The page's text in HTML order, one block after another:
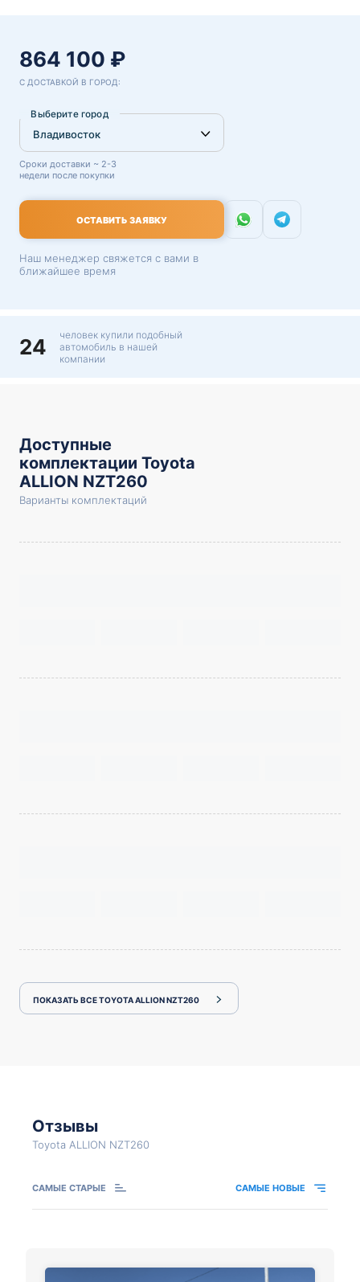
864 100 ₽
С ДОСТАВКОЙ В ГОРОД:
Выберите город
Сроки доставки ~ 2-3
недели после покупки
ОСТАВИТЬ ЗАЯВКУ
Наш менеджер свяжется с вами в
ближайшее время
24
человек купили подобный
автомобиль в нашей
компании
Доступные
комплектации Toyota
ALLION NZT260
Варианты комплектаций
ПОКАЗАТЬ ВСЕ TOYOTA ALLION NZT260
Отзывы
Toyota ALLION NZT260
САМЫЕ СТАРЫЕ САМЫЕ НОВЫЕ